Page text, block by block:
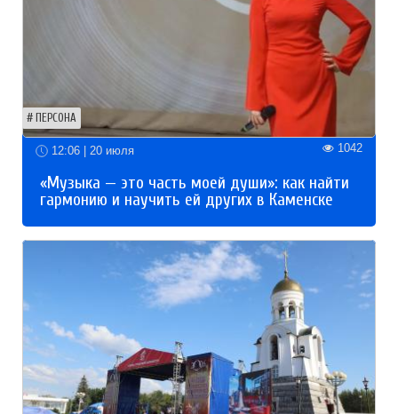
ПЕРСОНА
12:06 | 20 июля 1042
«Музыка — это часть моей души»: как найти
гармонию и научить ей других в Каменске